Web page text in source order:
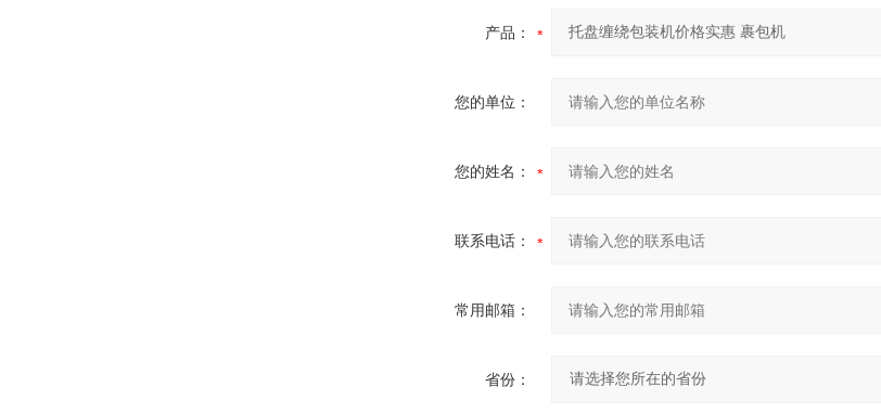
产品：
您的单位：
您的姓名：
联系电话：
常用邮箱：
省份：